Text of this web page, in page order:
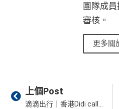
團隊成
審核。
更多關
Prev
上個Post
滴滴出行｜香港Didi call車日日5折優惠！折扣的士優惠新客戶享首程HK$100優惠券！